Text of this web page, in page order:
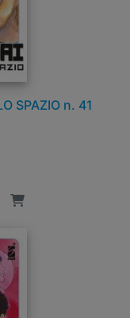
SPAZIO n. 41